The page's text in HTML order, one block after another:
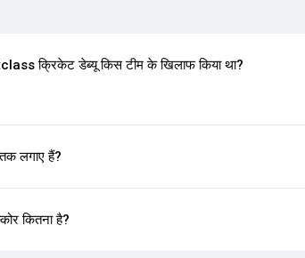
क्रिकेट डेब्यू किस टीम के खिलाफ किया था?
लगाए हैं?
कितना है?